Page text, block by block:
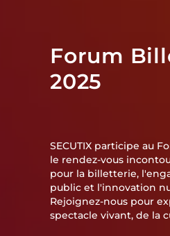
Forum
2025
SECUTIX participe au
le rendez-vous
pour la billetterie,
public et l'innovation
Rejoignez-nous pour
spectacle vivant, de la